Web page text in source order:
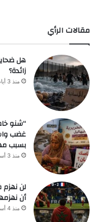
مقالات الرأي
هل
زائدة؟
منذ 3 أيام
“شنو
غضب
بسبب
منذ 3 أسابيع
لن
أن
منذ 4 أسابيع